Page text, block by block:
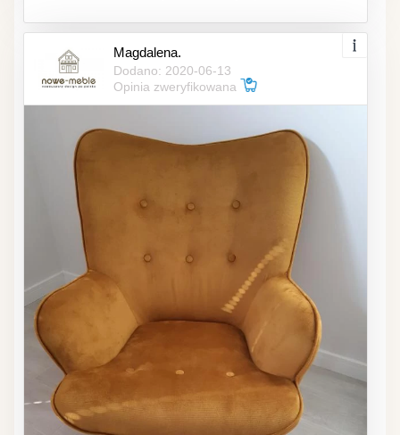
Magdalena.
Dodano: 2020-06-13
Opinia zweryfikowana